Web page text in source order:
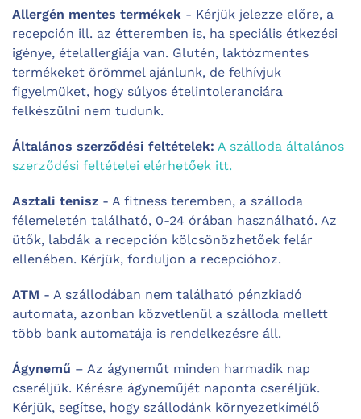
Allergén mentes termékek - Kérjük jelezze előre, a
recepción ill. az étteremben is, ha speciális étkezési
igénye, ételallergiája van. Glutén, laktózmentes
termékeket örömmel ajánlunk, de felhívjuk
figyelmüket, hogy súlyos ételintoleranciára
felkészülni nem tudunk.
Általános szerződési feltételek: A szálloda általános
szerződési feltételei elérhetőek itt.
Asztali tenisz - A fitness teremben, a szálloda
félemeletén található, 0-24 órában használható. Az
ütők, labdák a recepción kölcsönözhetőek felár
ellenében. Kérjük, forduljon a recepcióhoz.
ATM - A szállodában nem található pénzkiadó
automata, azonban közvetlenül a szálloda mellett
több bank automatája is rendelkezésre áll.
Ágynemű – Az ágyneműt minden harmadik nap
cseréljük. Kérésre ágyneműjét naponta cseréljük.
Kérjük, segítse, hogy szállodánk környezetkímélő